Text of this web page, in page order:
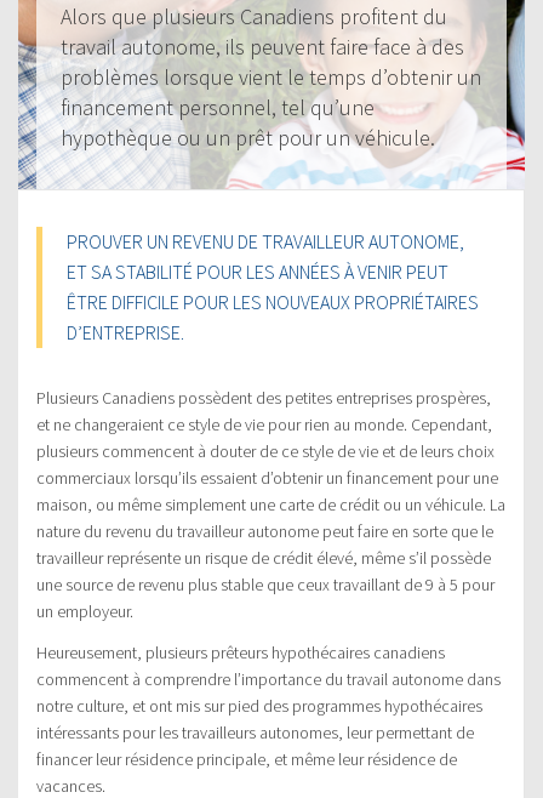
Alors que plusieurs Canadiens profitent du
travail autonome, ils peuvent faire face à des
problèmes lorsque vient le temps d’obtenir un
financement personnel, tel qu’une
hypothèque ou un prêt pour un véhicule.
PROUVER UN REVENU DE TRAVAILLEUR AUTONOME,
ET SA STABILITÉ POUR LES ANNÉES À VENIR PEUT
ÊTRE DIFFICILE POUR LES NOUVEAUX PROPRIÉTAIRES
D’ENTREPRISE.
Plusieurs Canadiens possèdent des petites entreprises prospères,
et ne changeraient ce style de vie pour rien au monde. Cependant,
plusieurs commencent à douter de ce style de vie et de leurs choix
commerciaux lorsqu’ils essaient d’obtenir un financement pour une
maison, ou même simplement une carte de crédit ou un véhicule. La
nature du revenu du travailleur autonome peut faire en sorte que le
travailleur représente un risque de crédit élevé, même s’il possède
une source de revenu plus stable que ceux travaillant de 9 à 5 pour
un employeur.
Heureusement, plusieurs prêteurs hypothécaires canadiens
commencent à comprendre l’importance du travail autonome dans
notre culture, et ont mis sur pied des programmes hypothécaires
intéressants pour les travailleurs autonomes, leur permettant de
financer leur résidence principale, et même leur résidence de
vacances.